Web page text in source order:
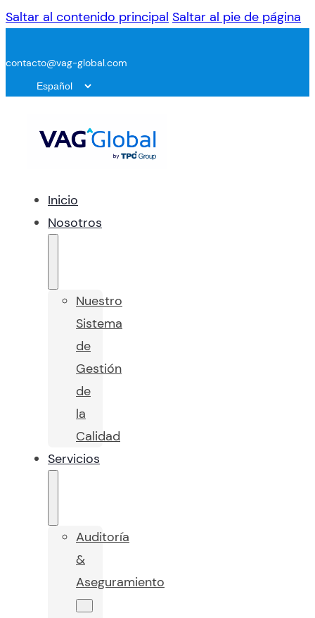
Saltar al contenido principal Saltar al pie de página
contacto@vag-global.com
Inicio
Nosotros
Nuestro
Sistema
de
Gestión
de
la
Calidad
Servicios
Auditoría
&
Aseguramiento